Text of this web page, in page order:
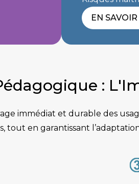
EN
:
immédiat et durable des
tout en garantissant